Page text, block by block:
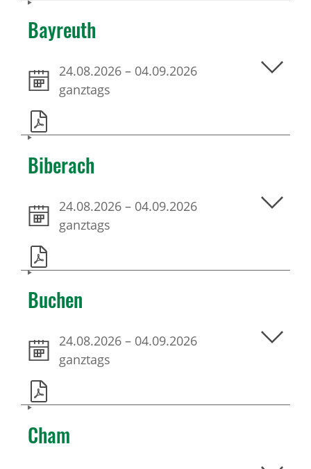
Bayreuth
24.08.2026 – 04.09.2026
ganztags
Biberach
24.08.2026 – 04.09.2026
ganztags
Buchen
24.08.2026 – 04.09.2026
ganztags
Cham